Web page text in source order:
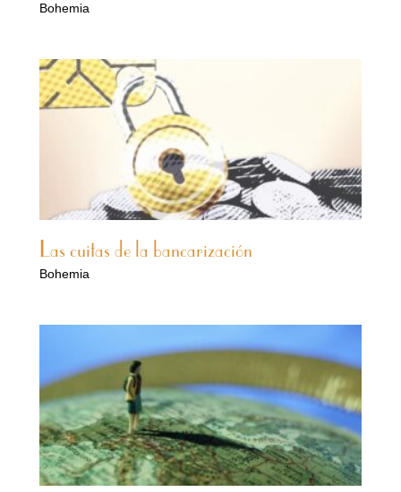
Bohemia
Las cuitas de la bancarización
Bohemia